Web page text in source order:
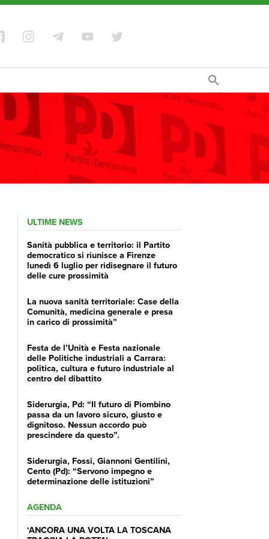
ULTIME NEWS
Sanità pubblica e territorio: il Partito
democratico si riunisce a Firenze
lunedì 6 luglio per ridisegnare il futuro
delle cure prossimità
La nuova sanità territoriale: Case della
Comunità, medicina generale e presa
in carico di prossimità”
Festa de l’Unità e Festa nazionale
delle Politiche industriali a Carrara:
politica, cultura e futuro industriale al
centro del dibattito
Siderurgia, Pd: “Il futuro di Piombino
passa da un lavoro sicuro, giusto e
dignitoso. Nessun accordo può
prescindere da questo”.
Siderurgia, Fossi, Giannoni Gentilini,
Cento (Pd): “Servono impegno e
determinazione delle istituzioni”
AGENDA
‘ANCORA UNA VOLTA LA TOSCANA